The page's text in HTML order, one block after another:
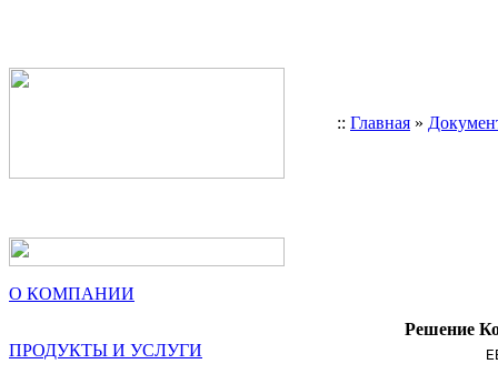
:: Главная »
О КОМПАНИИ
ПРОДУКТЫ И УСЛУГИ
Решение